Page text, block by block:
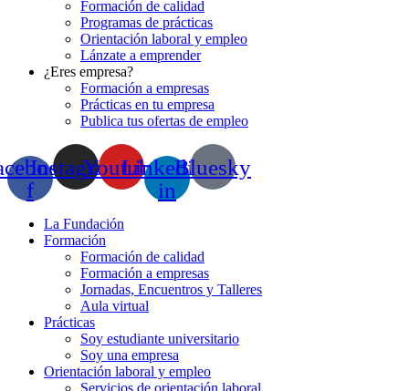
Formación de calidad
Programas de prácticas
Orientación laboral y empleo
Lánzate a emprender
¿Eres empresa?
Formación a empresas
Prácticas en tu empresa
Publica tus ofertas de empleo
f
InstagramYoutubeLinkedin-
in
Bluesky
La Fundación
Formación
Formación de calidad
Formación a empresas
Jornadas, Encuentros y Talleres
Aula virtual
Prácticas
Soy estudiante universitario
Soy una empresa
Orientación laboral y empleo
Servicios de orientación laboral